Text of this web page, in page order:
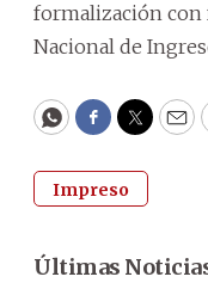
formalización con
Nacional de
WhatsApp
Facebook
Impreso
Últimas